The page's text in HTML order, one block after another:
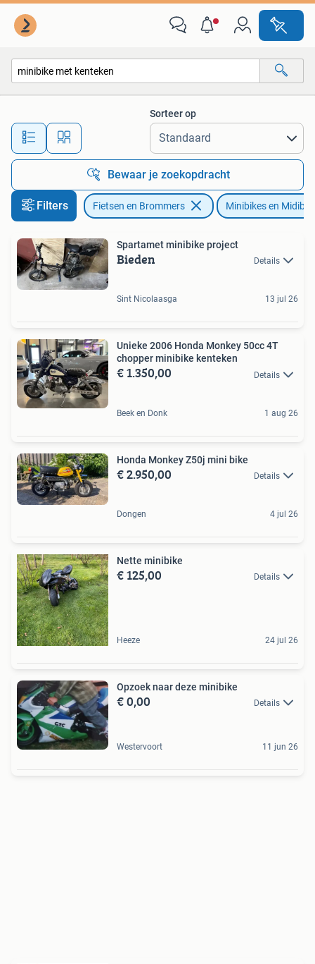
Alle afstanden…
Sorteer op
Bewaar je zoekopdracht
Filters Fietsen en Brommers Minibikes en
Spartamet minibike project
Bieden Details
Sint Nicolaasga 13 jul 26
Unieke 2006 Honda Monkey 50cc 4T
chopper minibike kenteken
€ 1.350,00 Details
Beek en Donk 1 aug 26
Honda Monkey Z50j mini bike
€ 2.950,00 Details
Dongen 4 jul 26
Nette minibike
€ 125,00 Details
Heeze 24 jul 26
Opzoek naar deze minibike
€ 0,00 Details
Westervoort 11 jun 26